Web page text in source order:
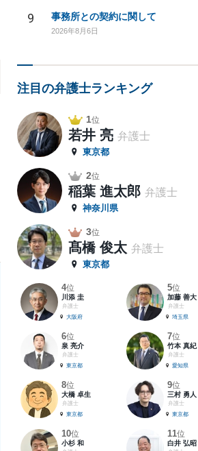
9 事務所との契約に関して
2026年8月6日
注目の弁護士ランキング
1位
若井 亮 弁護士
東京都
2位
稲葉 進太郎 弁護士
神奈川県
3位
髙橋 俊太 弁護士
東京都
4位
川添 圭
弁護士
大阪府
5位
加藤 善大
弁護士
埼玉県
6位
泉 亮介
弁護士
東京都
7位
竹本 真紀
弁護士
愛知県
8位
大橋 卓生
弁護士
東京都
9位
三村 勇人
弁護士
東京都
10位
小杉 和
11位
白井 弘昭